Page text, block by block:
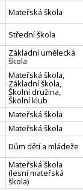
Mateřská škola
Střední škola
Základní umělecká
škola
Mateřská škola,
Základní škola,
Školní družina,
Školní klub
Mateřská škola
Mateřská škola
Dům dětí a mládeže
Mateřská škola
(lesní mateřská
škola)